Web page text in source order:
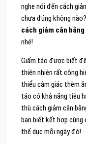
nghe nói đến cách
chưa đúng không
cách giảm cân
nhé!
Giấm táo được biết
thiên nhiên rất công
thiểu cảm giác thèm
táo có khả năng tiêu
thù cách giảm cân
bạn biết kết hợp cùng
thể dục mỗi ngày đó!